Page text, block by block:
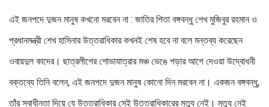
এই জনপদে দুজন মানুষ কখনো মরবেন না : জাতির পিতা বঙ্গবন্ধু শেখ মুজিবুর রহমান ও
প্রধানমন্ত্রী শেখ হাসিনার উত্তরাধিকার কখনই শেষ হবে না বলে মন্তব্য করেছেন
ওবায়দুল কাদের। ছাত্রলীগের শোভাযাত্রার মঞ্চ ভেঙে পড়ার আগে দেওয়া উদ্বোধনী
বক্তব্যে তিনি বলেন, এই জনপদে দুজন মানুষ কোনো দিন মরবেন না। একজন বঙ্গবন্ধু,
তাঁর স্বাধীনতা দিয়ে যে উত্তরাধিকার সেই উত্তরাধিকারের মৃত্যু নেই। মৃত্যু নেই